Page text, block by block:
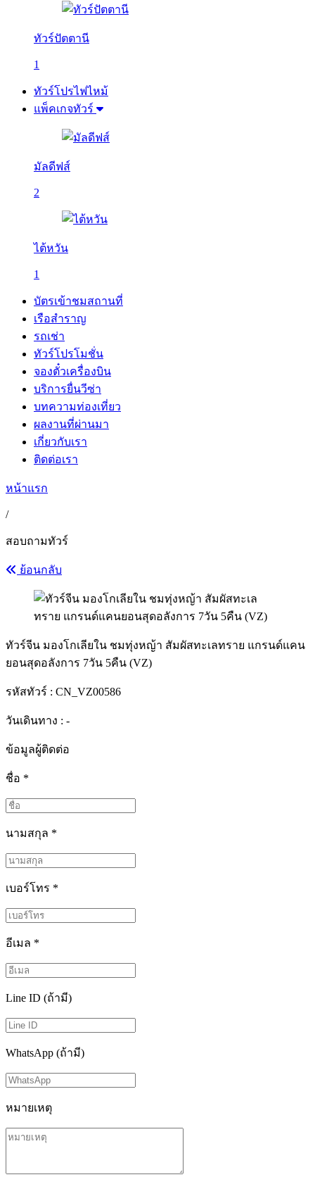
ทัวร์ปัตตานี
1
ทัวร์โปรไฟไหม้
แพ็คเกจทัวร์
มัลดีฟส์
2
ไต้หวัน
1
บัตรเข้าชมสถานที่
เรือสำราญ
รถเช่า
ทัวร์โปรโมชั่น
จองตั๋วเครื่องบิน
บริการยื่นวีซ่า
บทความท่องเที่ยว
ผลงานที่ผ่านมา
เกี่ยวกับเรา
ติดต่อเรา
หน้าแรก
/
สอบถามทัวร์
ย้อนกลับ
ทัวร์จีน มองโกเลียใน ชมทุ่งหญ้า สัมผัสทะเลทราย แกรนด์แคน
ยอนสุดอลังการ 7วัน 5คืน (VZ)
รหัสทัวร์ : CN_VZ00586
วันเดินทาง : -
ข้อมูลผู้ติดต่อ
ชื่อ *
นามสกุล *
เบอร์โทร *
อีเมล *
Line ID (ถ้ามี)
WhatsApp (ถ้ามี)
หมายเหตุ